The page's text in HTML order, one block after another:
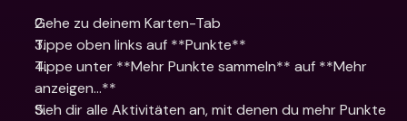
Gehe zu deinem Karten-Tab
Tippe oben links auf **Punkte**
Tippe unter **Mehr Punkte sammeln** auf **Mehr
anzeigen…**
Sieh dir alle Aktivitäten an, mit denen du mehr Punkte